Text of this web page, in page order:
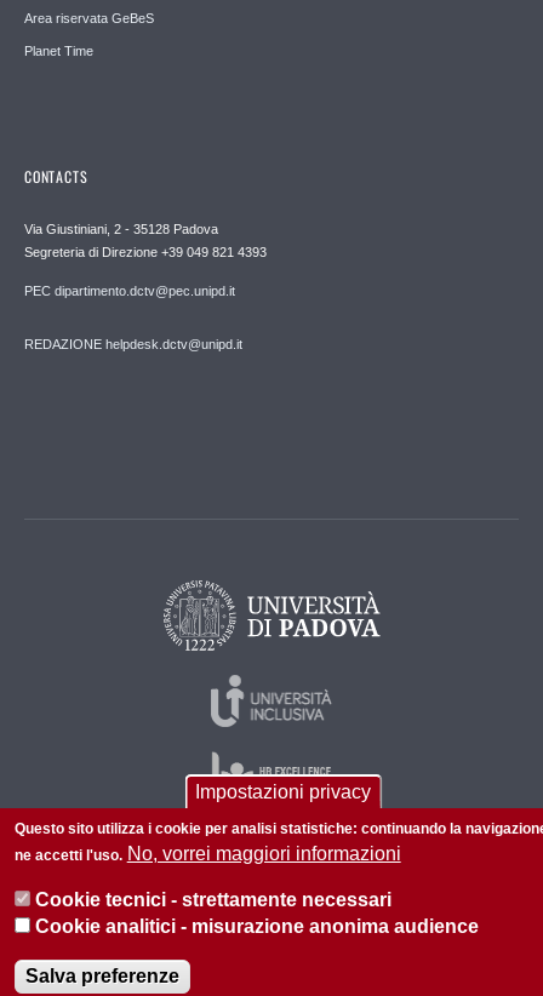
Area riservata GeBeS
Planet Time
CONTACTS
Via Giustiniani, 2 - 35128 Padova
Segreteria di Direzione +39 049 821 4393
PEC dipartimento.dctv@pec.unipd.it
REDAZIONE helpdesk.dctv@unipd.it
Impostazioni privacy
Questo sito utilizza i cookie per analisi statistiche: continuando la
ne accetti l'uso. No, vorrei maggiori informazioni
Cookie tecnici - strettamente necessari
Cookie analitici - misurazione anonima audience
Salva preferenze